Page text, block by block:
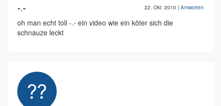
-.- 22. Okt. 2010 | Antworten
oh man echt toll -.- ein video wie ein köter sich die
schnauze leckt